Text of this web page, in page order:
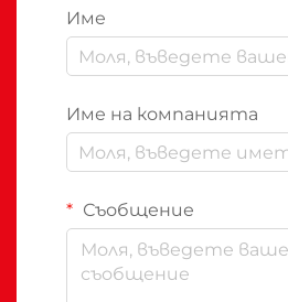
Име
Име на компанията
Съобщение